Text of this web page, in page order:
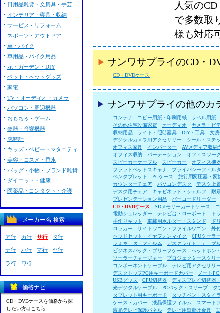
人気の
で多数取
様も対応
サンワサプライのCD・
CD・DVDケース
サンワサプライの他のカ
コンテナ コピー用紙・印刷用紙
ラベル用紙
その他住宅設備家電
オーディオ
カメラ・ビ
収納用品
ライト・照明器具 DIY・工具
文
デジタルカメラ用アクセサリー
シール・ステ
オフィス家具
インバーター
AVメディア収納
オフィス収納
パーテーション
オフィスワー
スピーカーケーブル
スピーカー
オフィス機
フラットベッドスキャナ
プライバシーフィル
ペンタブレット
PCケース
旅行用変圧器・変
カウンターチェア
パソコンデスク
デスク上
デスク用チェア
キャビネット・シェルフ
耐
プレゼンテーション用品
バーコードリーダー
CD・DVDケース
SDメモリーカードケース
電動シュレッダー
テレビ台・ローボード
ド
手作りキット
車載用ホルダー・スタンド
ド
ロッカー
サイドワゴン・ファイルワゴン
外
ヘッドセット・イヤフォンマイク
CPUクーラ
ラミネーターフィルム
デスクライト・テーブ
ビジネスバッグ・ブリーフケース
ヘッドホン
ソーラーチャージャー
プロジェクタースクリ
コンポーネントケーブル
テレビ用アクセサリ
デスクトップPC用キーボードカバー
ノート
USBグッズ
CPU切替器
ディスプレイ切替器
光デジタルケーブル
PCバッグ・スリーブ
タ
タブレット用キーボード
タッチペン・スタイ
ケース・カバー
液晶保護フィルム
スマート
液晶テレビ保護パネル
テレビ用壁掛け金具
日用品雑貨・文房具・手芸
インテリア・寝具・収納
サービス・リフォーム
スポーツ・アウトドア
車・バイク
車用品・バイク用品
花・ガーデン・DIY
ペット・ペットグッズ
家電
TV・オーディオ・カメラ
パソコン・周辺機器
おもちゃ・ゲーム
楽器・音響機器
腕時計
キッズ・ベビー・マタニティ
美容・コスメ・香水
バッグ・小物・ブランド雑貨
ダイエット・健康
医薬品・コンタクト・介護
メーカー名 検索
ア行 カ行 サ行 タ行
ナ行 ハ行 マ行 ヤ行
ラ行 ワ行
価格ナビ
CD・DVDケースを価格から探
したい方はこちら